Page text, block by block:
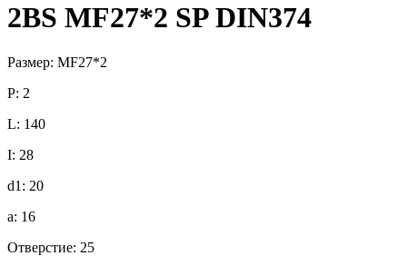
2BS MF27*2 SP DIN374
Размер: MF27*2
P: 2
L: 140
I: 28
d1: 20
a: 16
Отверстие: 25